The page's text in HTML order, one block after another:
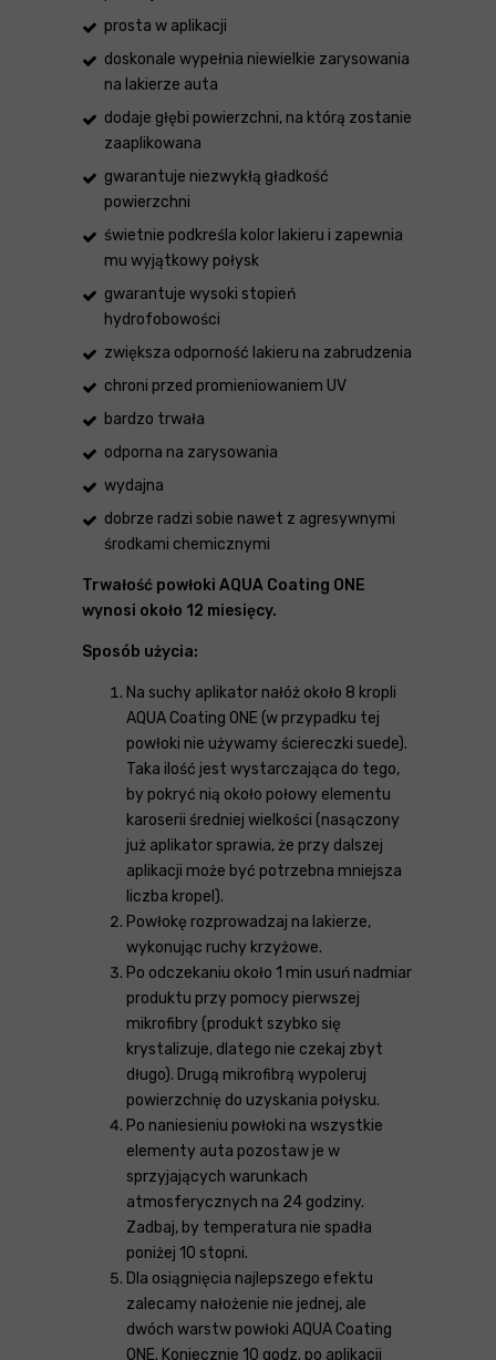
prosta w aplikacji
doskonale wypełnia niewielkie zarysowania
na lakierze auta
dodaje głębi powierzchni, na którą zostanie
zaaplikowana
gwarantuje niezwykłą gładkość
powierzchni
świetnie podkreśla kolor lakieru i zapewnia
mu wyjątkowy połysk
gwarantuje wysoki stopień
hydrofobowości
zwiększa odporność lakieru na zabrudzenia
chroni przed promieniowaniem UV
bardzo trwała
odporna na zarysowania
wydajna
dobrze radzi sobie nawet z agresywnymi
środkami chemicznymi
Trwałość powłoki AQUA Coating ONE
wynosi około 12 miesięcy.
Sposób użycia:
Na suchy aplikator nałóż około 8 kropli
AQUA Coating ONE (w przypadku tej
powłoki nie używamy ściereczki suede).
Taka ilość jest wystarczająca do tego,
by pokryć nią około połowy elementu
karoserii średniej wielkości (nasączony
już aplikator sprawia, że przy dalszej
aplikacji może być potrzebna mniejsza
liczba kropel).
Powłokę rozprowadzaj na lakierze,
wykonując ruchy krzyżowe.
Po odczekaniu około 1 min usuń nadmiar
produktu przy pomocy pierwszej
mikrofibry (produkt szybko się
krystalizuje, dlatego nie czekaj zbyt
długo). Drugą mikrofibrą wypoleruj
powierzchnię do uzyskania połysku.
Po naniesieniu powłoki na wszystkie
elementy auta pozostaw je w
sprzyjających warunkach
atmosferycznych na 24 godziny.
Zadbaj, by temperatura nie spadła
poniżej 10 stopni.
Dla osiągnięcia najlepszego efektu
zalecamy nałożenie nie jednej, ale
dwóch warstw powłoki AQUA Coating
ONE. Koniecznie 10 godz. po aplikacji